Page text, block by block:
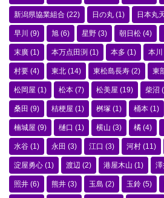
新潟県協業組合 (22) 日の丸 (1) 日本丸
早川 (9) 旭 (6) 星野 (3) 朝日松 (4)
末廣 (1) 本万点田渕 (1) 本多 (1) 本川
村要 (4) 東北 (14) 東松島長寿 (2) 東
松岡屋 (1) 松本 (7) 松美屋 (19) 柴沼
桑田 (9) 桔梗屋 (1) 桝塚 (1) 桶本 (1)
楠城屋 (9) 樋口 (1) 横山 (3) 橘 (4)
水谷 (1) 永田 (3) 江口 (3) 河村 (11)
淀屋勇心 (1) 渡辺 (2) 港屋木山 (1)
照井 (6) 熊井 (3) 玉島 (2) 玉鈴 (5)